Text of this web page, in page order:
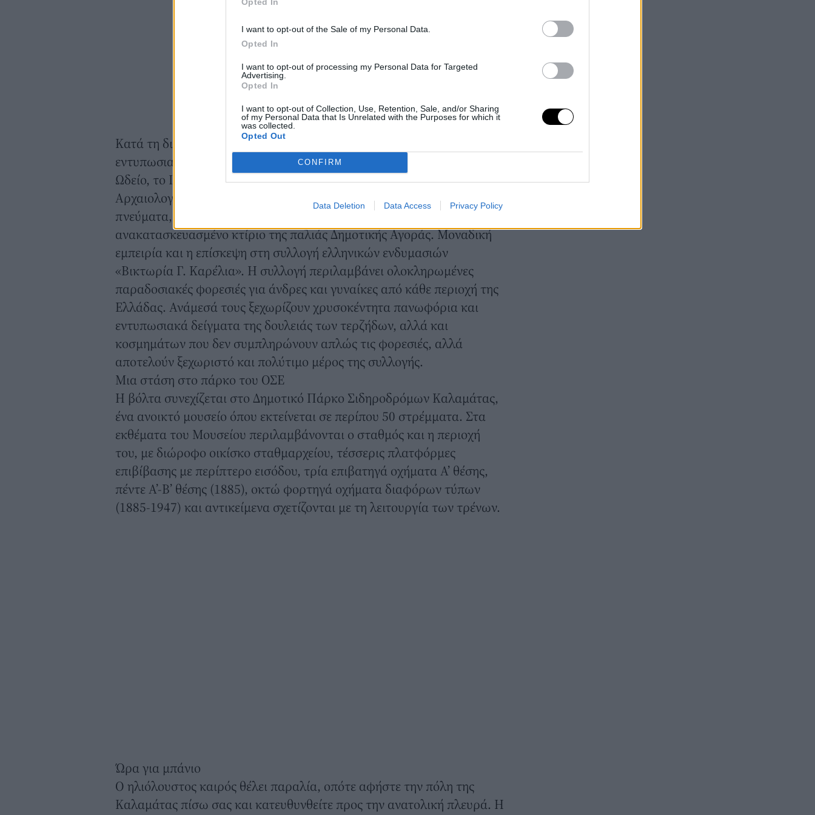
I want to opt-out of the Sale of my Personal Data.
Opted In
I want to opt-out of processing my Personal Data for Targeted
Advertising.
Opted In
I want to opt-out of Collection, Use, Retention, Sale, and/or Sharing
of my Personal Data that Is Unrelated with the Purposes for which it
was collected.
Opted Out
CONFIRM
Data Deletion Data Access Privacy Policy
Κατά τη διάρκεια της περιήγησής σας, αξίζει να επισκεφθείτε την
εντυπωσιακή εκκλησία της Υπαπαντής του Σωτήρος, το Δημοτικό
Ωδείο, το Ιστορικό και Λαογραφικό Μουσείο Καλαμάτας, καθώς και το
Αρχαιολογικό Μουσείο Μεσσηνίας. Αν είστε ανήσυχα πολιτιστικά
πνεύματα, το Αρχαιολογικό Μουσείο, όπου στεγάζεται στο
ανακατασκευασμένο κτίριο της παλιάς Δημοτικής Αγοράς. Μοναδική
εμπειρία και η επίσκεψη στη συλλογή ελληνικών ενδυμασιών
«Βικτωρία Γ. Καρέλια». Η συλλογή περιλαμβάνει ολοκληρωμένες
παραδοσιακές φορεσιές για άνδρες και γυναίκες από κάθε περιοχή της
Ελλάδας. Ανάμεσά τους ξεχωρίζουν χρυσοκέντητα πανωφόρια και
εντυπωσιακά δείγματα της δουλειάς των τερζήδων, αλλά και
κοσμημάτων που δεν συμπληρώνουν απλώς τις φορεσιές, αλλά
αποτελούν ξεχωριστό και πολύτιμο μέρος της συλλογής.
Μια στάση στο πάρκο του ΟΣΕ
Η βόλτα συνεχίζεται στο Δημοτικό Πάρκο Σιδηροδρόμων Καλαμάτας,
ένα ανοικτό μουσείο όπου εκτείνεται σε περίπου 50 στρέμματα. Στα
εκθέματα του Μουσείου περιλαμβάνονται ο σταθμός και η περιοχή
του, με διώροφο οικίσκο σταθμαρχείου, τέσσερις πλατφόρμες
επιβίβασης με περίπτερο εισόδου, τρία επιβατηγά οχήματα Α’ θέσης,
πέντε Α’-Β’ θέσης (1885), οκτώ φορτηγά οχήματα διαφόρων τύπων
(1885-1947) και αντικείμενα σχετίζονται με τη λειτουργία των τρένων.
Ώρα για μπάνιο
Ο ηλιόλουστος καιρός θέλει παραλία, οπότε αφήστε την πόλη της
Καλαμάτας πίσω σας και κατευθυνθείτε προς την ανατολική πλευρά. Η